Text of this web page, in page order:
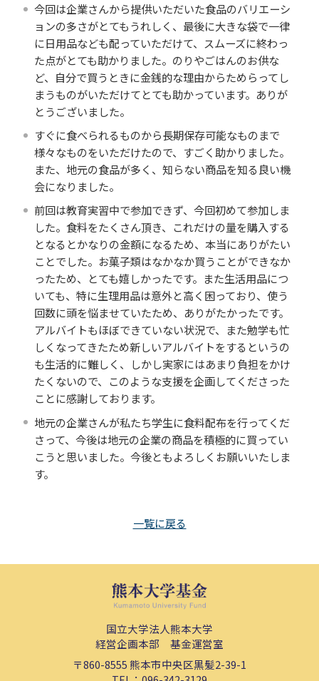
今回は企業さんから提供いただいた食品のバリエーシ
ョンの多さがとてもうれしく、最後に大きな袋で一律
に日用品なども配っていただけて、スムーズに終わっ
た点がとても助かりました。のりやごはんのお供な
ど、自分で買うときに金銭的な理由からためらってし
まうものがいただけてとても助かっています。ありが
とうございました。
すぐに食べられるものから長期保存可能なものまで
様々なものをいただけたので、すごく助かりました。
また、地元の食品が多く、知らない商品を知る良い機
会になりました。
前回は教育実習中で参加できず、今回初めて参加しま
した。食料をたくさん頂き、これだけの量を購入する
となるとかなりの金額になるため、本当にありがたい
ことでした。お菓子類はなかなか買うことができなか
ったため、とても嬉しかったです。また生活用品につ
いても、特に生理用品は意外と高く困っており、使う
回数に頭を悩ませていたため、ありがたかったです。
アルバイトもほぼできていない状況で、また勉学も忙
しくなってきたため新しいアルバイトをするというの
も生活的に難しく、しかし実家にはあまり負担をかけ
たくないので、このような支援を企画してくださった
ことに感謝しております。
地元の企業さんが私たち学生に食料配布を行ってくだ
さって、今後は地元の企業の商品を積極的に買ってい
こうと思いました。今後ともよろしくお願いいたしま
す。
一覧に戻る
国立大学法人熊本大学
経営企画本部 基金運営室
〒860-8555熊本市中央区黒髪2-39-1